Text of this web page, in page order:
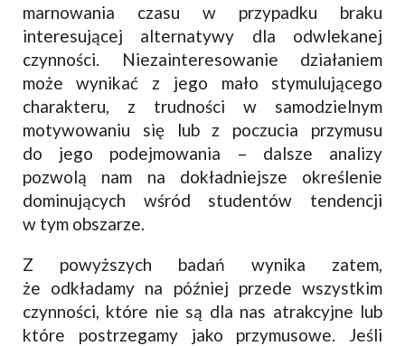
marnowania czasu w przypadku braku
interesującej alternatywy dla odwlekanej
czynności. Niezainteresowanie działaniem
może wynikać z jego mało stymulującego
charakteru, z trudności w samodzielnym
motywowaniu się lub z poczucia przymusu
do jego podejmowania – dalsze analizy
pozwolą nam na dokładniejsze określenie
dominujących wśród studentów tendencji
w tym obszarze.
Z powyższych badań wynika zatem,
że odkładamy na później przede wszystkim
czynności, które nie są dla nas atrakcyjne lub
które postrzegamy jako przymusowe. Jeśli